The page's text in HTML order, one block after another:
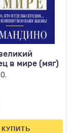
в мире (мяг)
КУПИТЬ